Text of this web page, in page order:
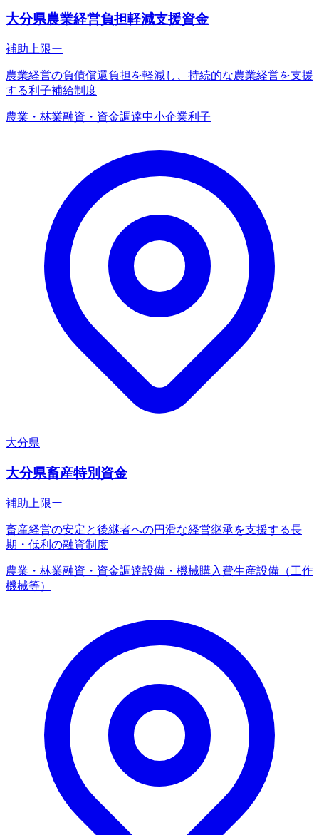
大分県農業経営負担軽減支援資金
補助上限ー
農業経営の負債償還負担を軽減し、持続的な農業経営を支援
する利子補給制度
農業・林業融資・資金調達中小企業利子
大分県
大分県畜産特別資金
補助上限ー
畜産経営の安定と後継者への円滑な経営継承を支援する長
期・低利の融資制度
農業・林業融資・資金調達設備・機械購入費生産設備（工作
機械等）